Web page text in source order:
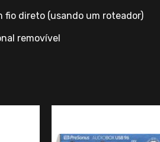
fio direto (usando um roteador)
removível